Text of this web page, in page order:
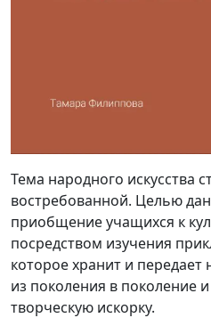
Тема народного искусства
востребованной. Целью
приобщение учащихся к
посредством изучения
которое хранит и
из поколения в поколение
творческую искорку.